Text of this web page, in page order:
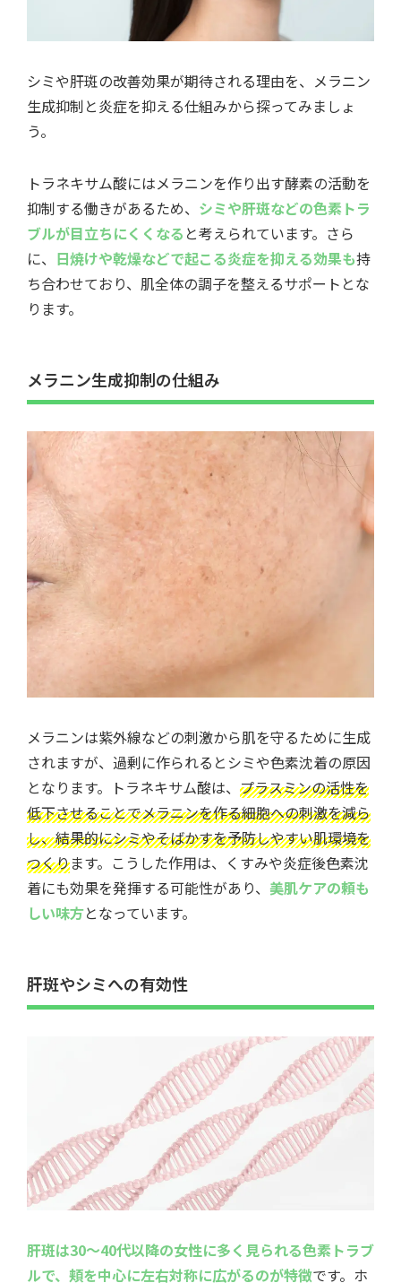
シミや肝斑の改善効果が期待される理由を、メラニン
生成抑制と炎症を抑える仕組みから探ってみましょ
う。
トラネキサム酸にはメラニンを作り出す酵素の活動を
抑制する働きがあるため、 シミや肝斑などの色素トラ
ブルが目立ちにくくなる と考えられています。さら
に、 日焼けや乾燥などで起こる炎症を抑える効果も持
ち合わせており、肌全体の調子を整えるサポートとな
ります。
メラニン生成抑制の仕組み
メラニンは紫外線などの刺激から肌を守るために生成
されますが、過剰に作られるとシミや色素沈着の原因
となります。トラネキサム酸は、 プラスミンの活性を
低下させることでメラニンを作る細胞への刺激を減ら
し、結果的にシミやそばかすを予防しやすい肌環境を
つくります。こうした作用は、くすみや炎症後色素沈
着にも効果を発揮する可能性があり、 美肌ケアの頼も
しい味方となっています。
肝斑やシミへの有効性
肝斑は30～40代以降の女性に多く見られる色素トラブ
ルで、頬を中心に左右対称に広がるのが特徴です。ホ